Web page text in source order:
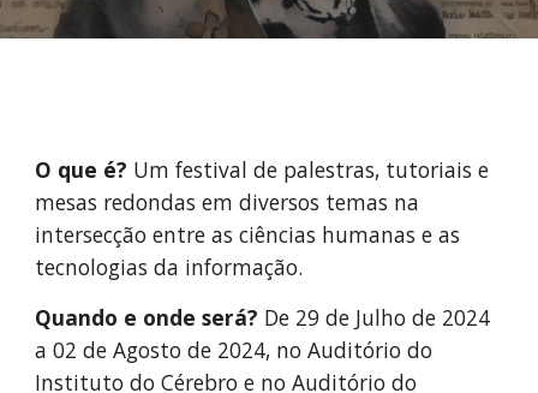
O que é? Um festival de palestras, tutoriais e
mesas redondas em diversos temas na
intersecção entre as ciências humanas e as
tecnologias da informação.
Quando e onde será? De 29 de Julho de 2024
a 02 de Agosto de 2024, no Auditório do
Instituto do Cérebro e no Auditório do